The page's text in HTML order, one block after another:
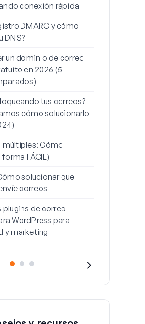
conexión rápida
DMARC y cómo
DNS?
un dominio de correo
en 2026 (5
tus correos?
cómo solucionarlo
múltiples: Cómo
FÁCIL)
solucionar que
correos
plugins de correo
WordPress para
y marketing